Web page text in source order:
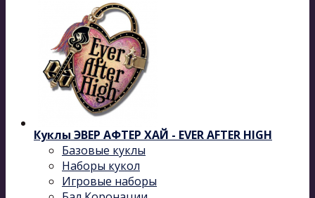
Куклы ЭВЕР АФТЕР ХАЙ - EVER AFTER HIGH
Базовые куклы
Наборы кукол
Игровые наборы